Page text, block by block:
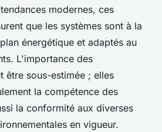
modernes, ces
que les systèmes sont à la
énergétique et adaptés au
L'importance des
être sous-estimée ; elles
la compétence des
la conformité aux diverses
en vigueur.